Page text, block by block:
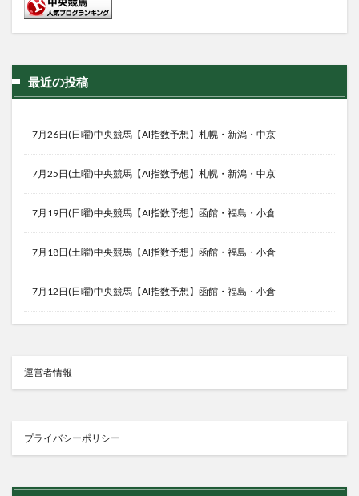
最近の投稿
7月26日(日曜)中央競馬【AI指数予想】札幌・新潟・中京
7月25日(土曜)中央競馬【AI指数予想】札幌・新潟・中京
7月19日(日曜)中央競馬【AI指数予想】函館・福島・小倉
7月18日(土曜)中央競馬【AI指数予想】函館・福島・小倉
7月12日(日曜)中央競馬【AI指数予想】函館・福島・小倉
運営者情報
プライバシーポリシー